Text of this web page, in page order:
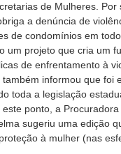
de Mulheres. Por
a denúncia de
de condomínios em
um projeto que cria um
de enfrentamento à
informou que foi
toda a legislação
ponto, a
sugeriu uma edição
à mulher (nas